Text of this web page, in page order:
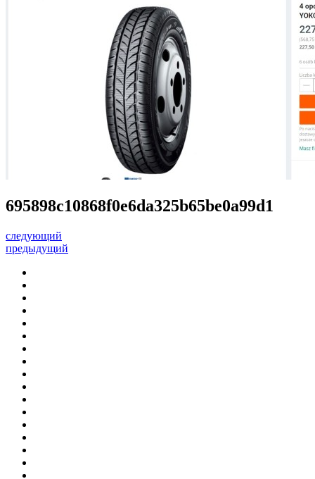
695898c10868f0e6da325b65be0a99d1
следующий
предыдущий